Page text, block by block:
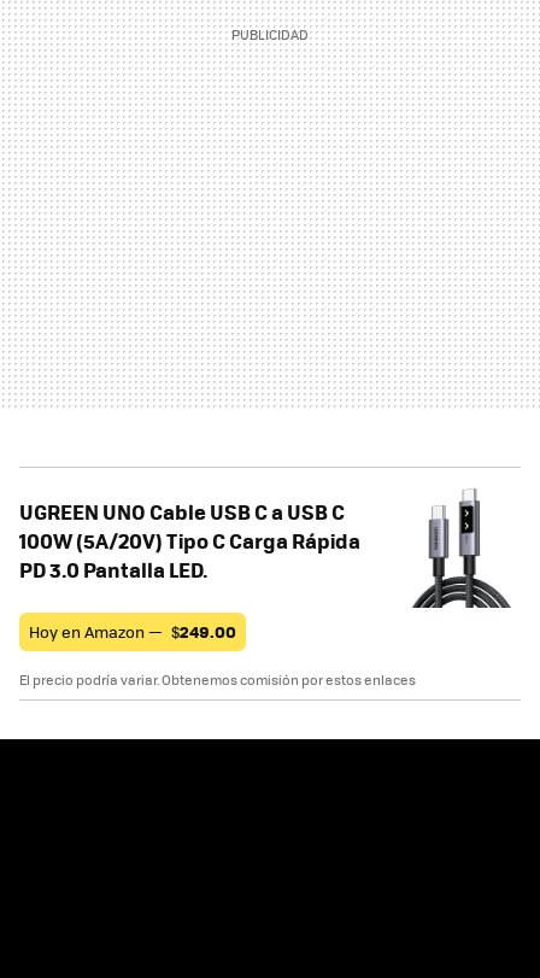
UGREEN UNO Cable USB C a USB C
100W (5A/20V) Tipo C Carga Rápida
PD 3.0 Pantalla LED.
Hoy en Amazon — $249.00
El precio podría variar. Obtenemos comisión por estos enlaces